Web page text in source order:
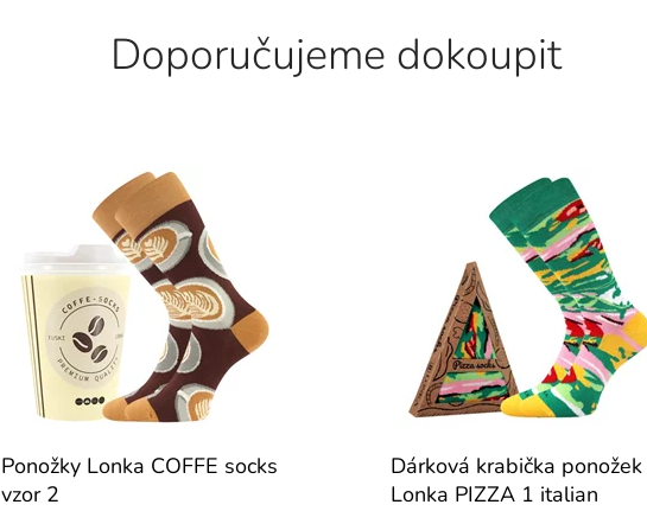
Doporučujeme dokoupit
Ponožky Lonka COFFE socks
vzor 2
Dárková krabička ponožek
Lonka PIZZA 1 italian